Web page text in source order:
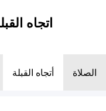
اتجاه
الصلاة أتجاه القبلة